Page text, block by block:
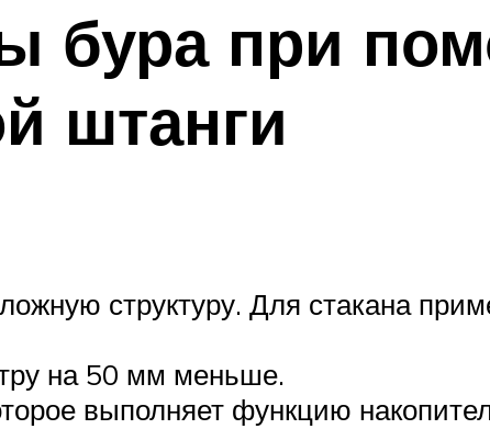
бура при
штанги
структуру. Для стакана
на 50 мм меньше.
выполняет функцию